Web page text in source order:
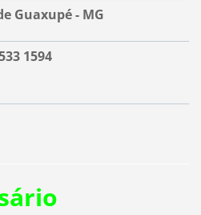
Guaxupé - MG
1594